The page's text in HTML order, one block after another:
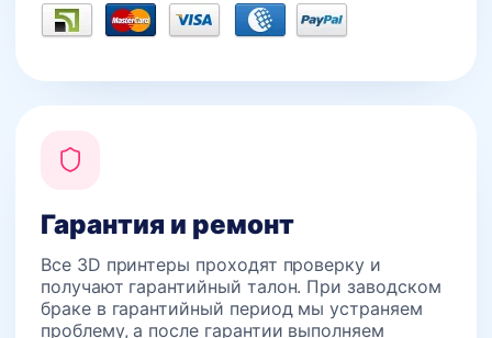
Гарантия и ремонт
Все 3D принтеры проходят проверку и
получают гарантийный талон. При заводском
браке в гарантийный период мы устраняем
проблему, а после гарантии выполняем